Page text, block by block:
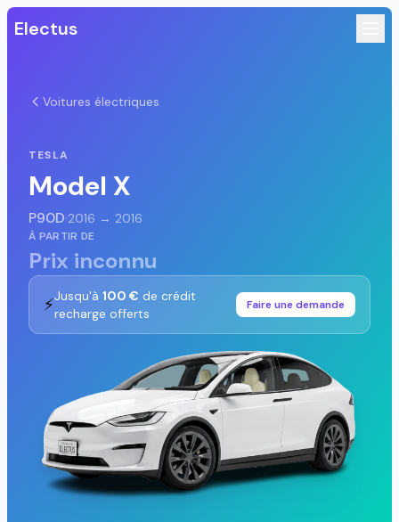
Electus
Voitures électriques
TESLA
Model X
P90D·2016 → 2016
À PARTIR DE
Prix inconnu
⚡Jusqu'à 100 € de crédit
recharge offerts
Faire une demande